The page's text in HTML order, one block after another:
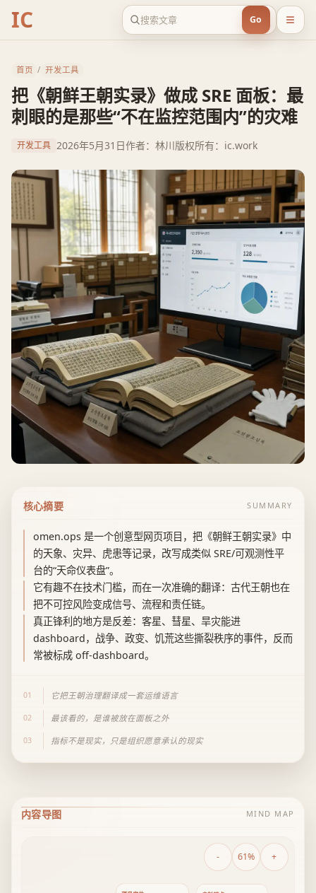
IC Go
首页 / 开发工具
把《朝鲜王朝实录》做成 SRE 面板：最
刺眼的是那些“不在监控范围内”的灾难
开发工具 2026年5月31日作者：林川版权所有：ic.work
核心摘要 SUMMARY
omen.ops 是一个创意型网页项目，把《朝鲜王朝实录》中
的天象、灾异、虎患等记录，改写成类似 SRE/可观测性平
台的“天命仪表盘”。
它有趣不在技术门槛，而在一次准确的翻译：古代王朝也在
把不可控风险变成信号、流程和责任链。
真正锋利的地方是反差：客星、彗星、旱灾能进
dashboard，战争、政变、饥荒这些撕裂秩序的事件，反而
常被标成 off-dashboard。
01 它把王朝治理翻译成一套运维语言
02 最该看的，是谁被放在面板之外
03 指标不是现实，只是组织愿意承认的现实
内容导图 MIND MAP
- 61% +